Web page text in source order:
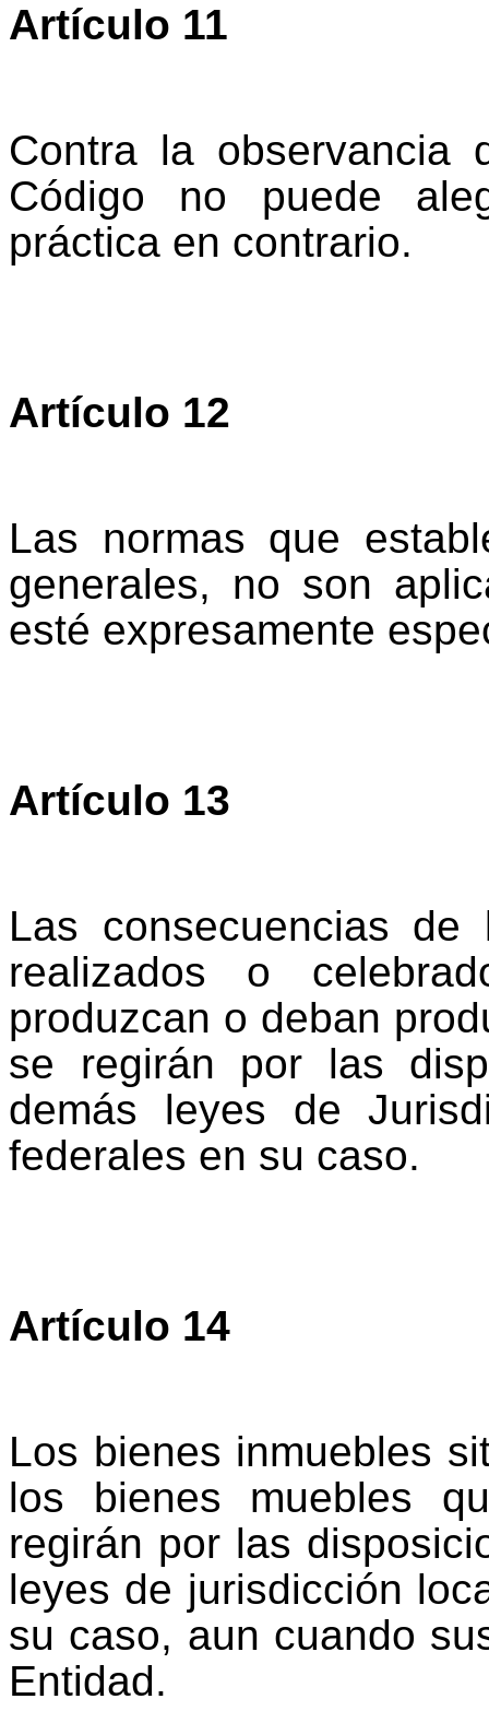
Artículo 11
Contra la observancia
Código no puede
práctica en contrario.
Artículo 12
Las normas que
generales, no son
esté expresamente
Artículo 13
Las consecuencias
realizados o
produzcan o deban
se regirán por las
demás leyes de
federales en su caso.
Artículo 14
Los bienes inmuebles
los bienes muebles
regirán por las
leyes de jurisdicción
su caso, aun cuando
Entidad.